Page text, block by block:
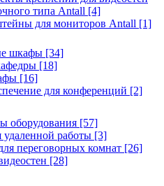
типа Antall [4]
для мониторов Antall [1]
шкафы [34]
[18]
[16]
для конференций [2]
оборудования [57]
удаленной работы [3]
переговорных комнат [26]
[28]